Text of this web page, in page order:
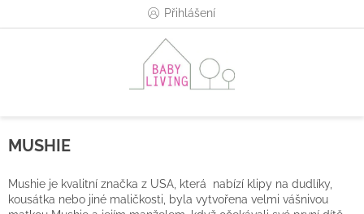
Přihlášení
MUSHIE
Mushie je kvalitní značka z USA, která nabízí klipy na dudlíky,
kousátka nebo jiné maličkosti, byla vytvořena velmi vášnivou